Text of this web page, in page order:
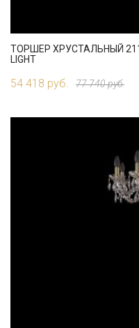
ТОРШЕР ХРУСТАЛЬНЫЙ
LIGHT
54 418 руб. 77 740 руб.